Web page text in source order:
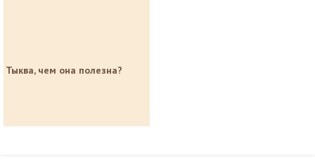
Тыква, чем она полезна?